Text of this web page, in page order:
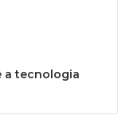
a tecnologia